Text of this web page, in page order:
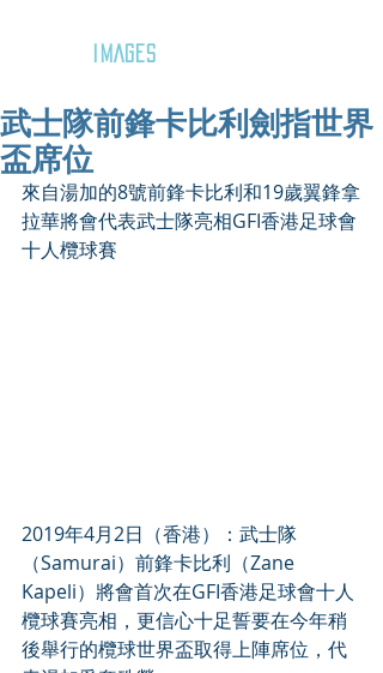
IMAGES
武士隊前鋒卡比利劍指世界
盃席位
來自湯加的8號前鋒卡比利和19歲翼鋒拿
拉華將會代表武士隊亮相GFI香港足球會
十人欖球賽
2019年4月2日（香港）：武士隊
（Samurai）前鋒卡比利（Zane
Kapeli）將會首次在GFI香港足球會十人
欖球賽亮相，更信心十足誓要在今年稍
後舉行的欖球世界盃取得上陣席位，代